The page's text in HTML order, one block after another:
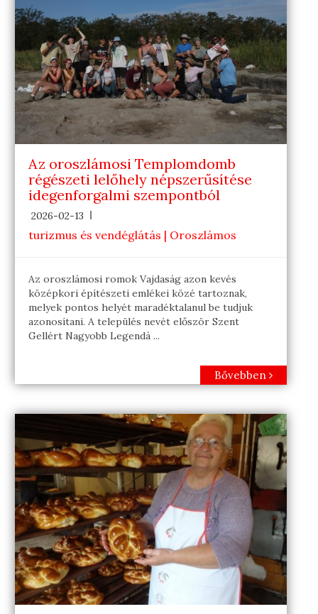
Az oroszlámosi Templomdomb
régészeti lelőhely népszerűsítése
idegenforgalmi szempontból
2026-02-13
turizmus és vendéglátás | Oroszlámos
Az oroszlámosi romok Vajdaság azon kevés
középkori építészeti emlékei közé tartoznak,
melyek pontos helyét maradéktalanul be tudjuk
azonosítani. A település nevét először Szent
Gellért Nagyobb Legendá ...
Bővebben